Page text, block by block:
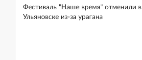
Фестиваль "Наше время" отменили в
Ульяновске из-за урагана